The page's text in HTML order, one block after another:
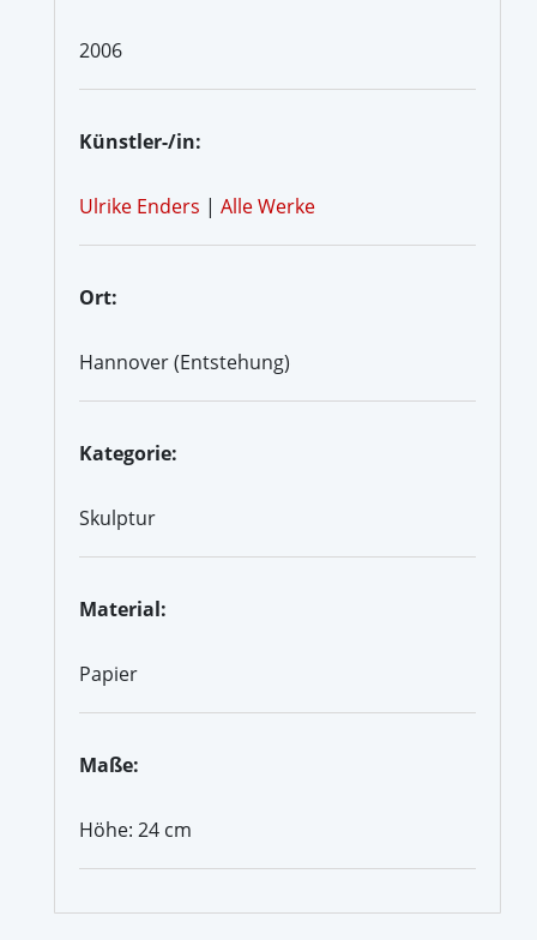
2006
Künstler-/in:
Ulrike Enders | Alle Werke
Ort:
Hannover (Entstehung)
Kategorie:
Skulptur
Material:
Papier
Maße:
Höhe: 24 cm